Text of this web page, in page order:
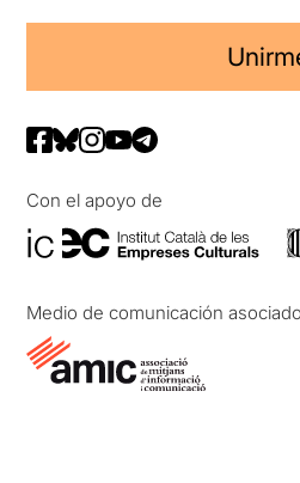
Con el apoyo de
Medio de comunicación